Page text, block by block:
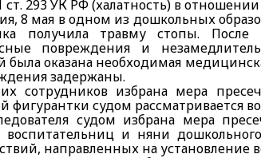
ст. 293 УК РФ (халатность) в
8 мая в одном из дошкольных
получила травму стопы.
повреждения и
была оказана необходимая
задержаны.
сотрудников избрана мера
фигурантки судом рассматривается
судом избрана мера
и няни
направленных на установление